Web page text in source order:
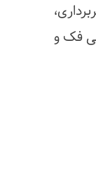
فک و